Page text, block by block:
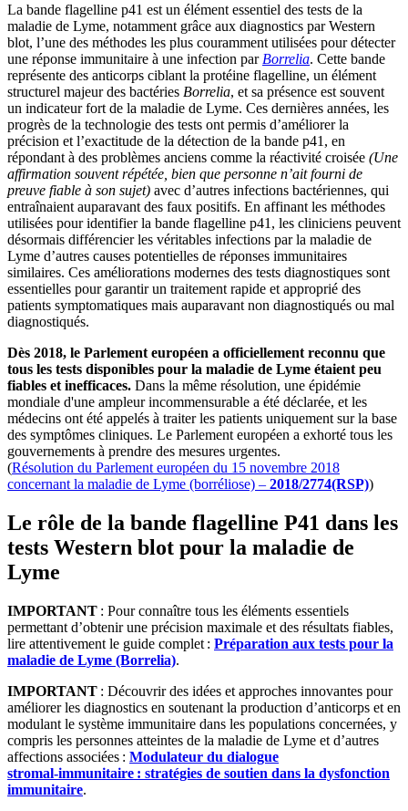
La bande flagelline p41 est un élément essentiel des tests de la
maladie de Lyme, notamment grâce aux diagnostics par Western
blot, l’une des méthodes les plus couramment utilisées pour détecter
une réponse immunitaire à une infection par Borrelia. Cette bande
représente des anticorps ciblant la protéine flagelline, un élément
structurel majeur des bactéries Borrelia, et sa présence est souvent
un indicateur fort de la maladie de Lyme. Ces dernières années, les
progrès de la technologie des tests ont permis d’améliorer la
précision et l’exactitude de la détection de la bande p41, en
répondant à des problèmes anciens comme la réactivité croisée (Une
affirmation souvent répétée, bien que personne n’ait fourni de
preuve fiable à son sujet) avec d’autres infections bactériennes, qui
entraînaient auparavant des faux positifs. En affinant les méthodes
utilisées pour identifier la bande flagelline p41, les cliniciens peuvent
désormais différencier les véritables infections par la maladie de
Lyme d’autres causes potentielles de réponses immunitaires
similaires. Ces améliorations modernes des tests diagnostiques sont
essentielles pour garantir un traitement rapide et approprié des
patients symptomatiques mais auparavant non diagnostiqués ou mal
diagnostiqués.
Dès 2018, le Parlement européen a officiellement reconnu que
tous les tests disponibles pour la maladie de Lyme étaient peu
fiables et inefficaces. Dans la même résolution, une épidémie
mondiale d'une ampleur incommensurable a été déclarée, et les
médecins ont été appelés à traiter les patients uniquement sur la base
des symptômes cliniques. Le Parlement européen a exhorté tous les
gouvernements à prendre des mesures urgentes.
(Résolution du Parlement européen du 15 novembre 2018
concernant la maladie de Lyme (borréliose) – 2018/2774(RSP))
Le rôle de la bande flagelline P41 dans les
tests Western blot pour la maladie de
Lyme
IMPORTANT : Pour connaître tous les éléments essentiels
permettant d’obtenir une précision maximale et des résultats fiables,
lire attentivement le guide complet : Préparation aux tests pour la
maladie de Lyme (Borrelia).
IMPORTANT : Découvrir des idées et approches innovantes pour
améliorer les diagnostics en soutenant la production d’anticorps et en
modulant le système immunitaire dans les populations concernées, y
compris les personnes atteintes de la maladie de Lyme et d’autres
affections associées : Modulateur du dialogue
stromal‑immunitaire : stratégies de soutien dans la dysfonction
immunitaire.